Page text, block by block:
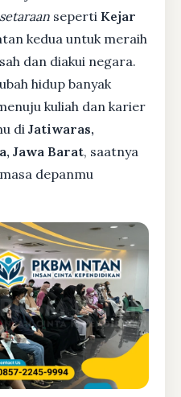
seperti Kejar
kedua untuk meraih
dan diakui negara.
hidup banyak
kuliah dan karier
di Jatiwaras,
Jawa Barat, saatnya
depanmu